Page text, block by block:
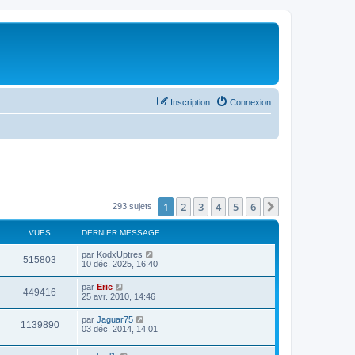
Connexion
Inscription
293 sujets 1 2 3 4 5 6
VUES DERNIER MESSAGE
515803 par KodxUptres
10 déc. 2025, 16:40
449416 par Eric
25 avr. 2010, 14:46
1139890 par Jaguar75
03 déc. 2014, 14:01